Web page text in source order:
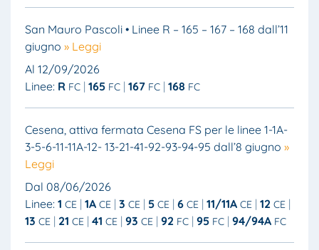
San Mauro Pascoli • Linee R – 165 – 167 – 168 dall’11
giugno » Leggi
Al 12/09/2026
Linee: R FC 165 FC 167 FC 168 FC
Cesena, attiva fermata Cesena FS per le linee 1-1A-
3-5-6-11-11A-12- 13-21-41-92-93-94-95 dall’8 giugno »
Leggi
Dal 08/06/2026
Linee: 1 CE 1A CE 3 CE 5 CE 6 CE 11/11A CE 12 CE
13 CE 21 CE 41 CE 93 CE 92 FC 95 FC 94/94A FC